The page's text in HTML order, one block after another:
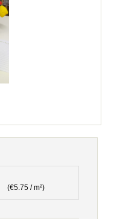
(€5.75 / m²)